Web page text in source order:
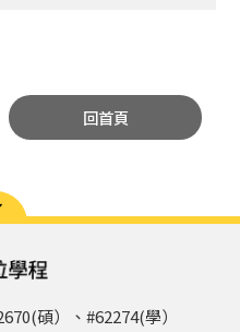
回首頁
碩）、#62274(學）